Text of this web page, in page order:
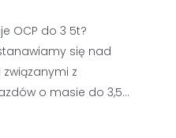
OCP do 3 5t?
się nad
z
o masie do 3,5…